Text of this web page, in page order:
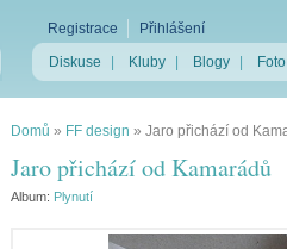
Registrace
Přihlášení
Diskuse
Kluby Blogy Foto
Domů » FF design » Jaro přichází od
Jaro přichází od Kamarádů
Album: Plynutí